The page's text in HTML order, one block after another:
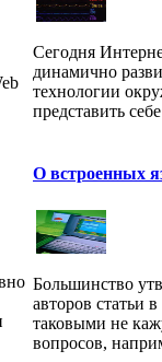
Сегодня
динамично
технологии
представить
О встроенных
Большинство
авторов статьи
таковыми не
вопросов,